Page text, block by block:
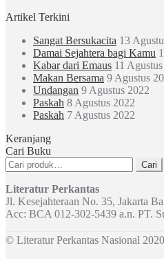
Artikel Terkini
Sangat Bersukacita 13
Damai Sejahtera bagi Kamu
Kabar dari Emaus 11
Makan Bersama 9 Agustus
Undangan 9 Agustus 2022
Paskah 8 Agustus 2022
Paskah 7 Agustus 2022
Keranjang
Cari Buku
Pencarian
untuk:
Cari
Literatur Perkantas
Jl. Kesejahteraan No. 35, Jakarta
Acc: BCA 012-302-5439 a.n. PT.
© Literatur Perkantas Nasional 2020